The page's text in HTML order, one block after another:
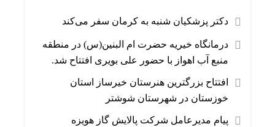
دکتر پزشکیان شنبه به کرمان سفر می‌کند
درمانگاه خیریه حضرت ام البنین(س) در منطقه
منبع آب اهواز با حضور علی بویری افتتاح شد.
افتتاح بزرگترین هنرستان خیرساز استان
خوزستان در شهرستان شوشتر
پیام مدیرعامل شرکت پالایش گاز هویزه